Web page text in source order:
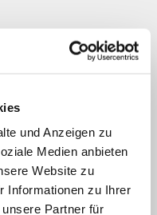
und Anzeigen zu
Medien anbieten
Website zu
Informationen zu Ihrer
Partner für